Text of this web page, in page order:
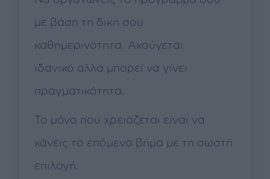
με βάση τη δική σου
καθημερινότητα. Ακούγεται
ιδανικό αλλά μπορεί να γίνει
πραγματικότητα.
Το μόνο που χρειάζεται είναι να
κάνεις το επόμενο βήμα με τη σωστή
επιλογή.